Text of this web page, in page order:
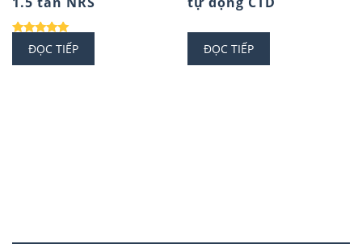
Được xếp
hạng
5.00
ĐỌC TIẾP ĐỌC TIẾP